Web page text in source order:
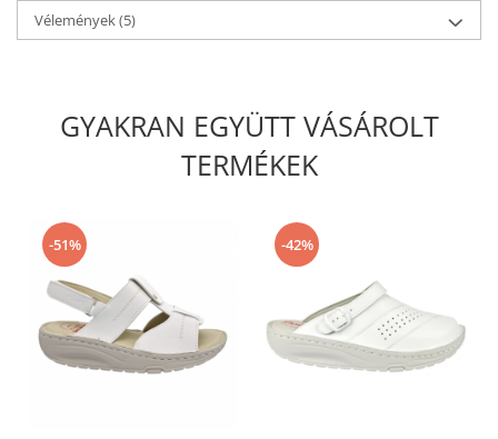
Vélemények(5)
GYAKRAN EGYÜTT VÁSÁROLT
TERMÉKEK
-51% -42%